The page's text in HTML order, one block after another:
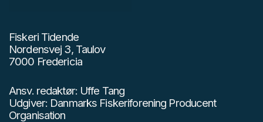
Fiskeri Tidende
Nordensvej 3, Taulov
7000 Fredericia
Ansv. redaktør: Uffe Tang
Udgiver: Danmarks Fiskeriforening Producent
Organisation